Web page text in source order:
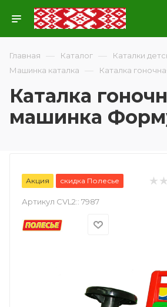
Главная — Каталог — Каталки
Машинка каталка — Каталка
Каталка
машинка
Акция скидка Полесье
Артикул CVL2:: 7987